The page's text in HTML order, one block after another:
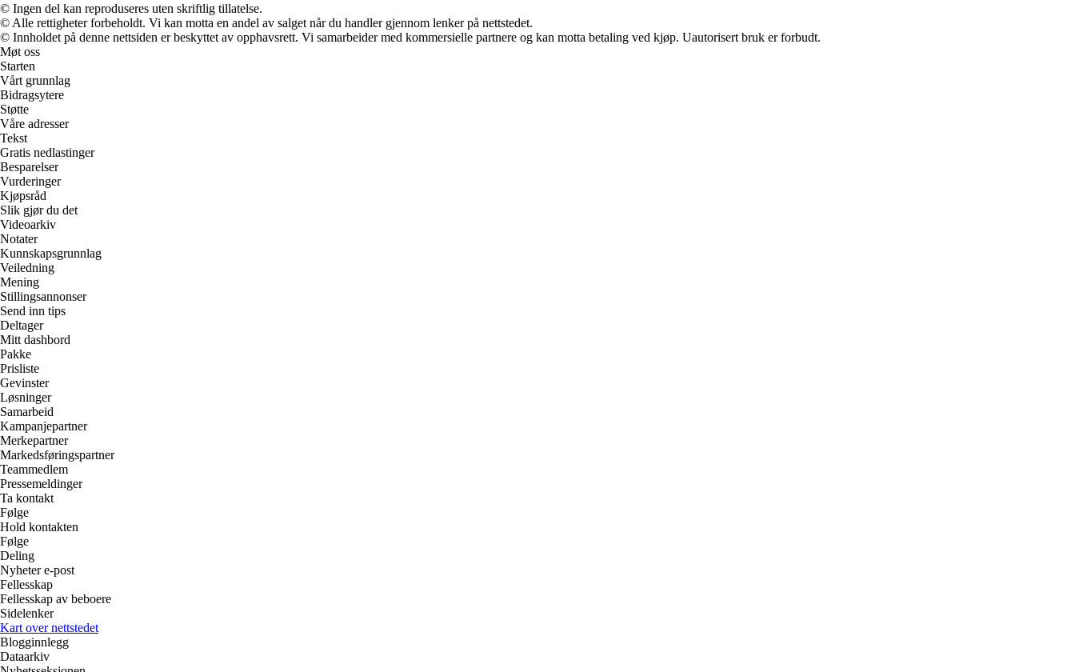
© Ingen del kan reproduseres uten skriftlig tillatelse.
© Alle rettigheter forbeholdt. Vi kan motta en andel av salget når du handler gjennom lenker på nettstedet.
© Innholdet på denne nettsiden er beskyttet av opphavsrett. Vi samarbeider med kommersielle partnere og kan motta betaling ved kjøp. Uautorisert bruk er forbudt.
Møt oss
Starten
Vårt grunnlag
Bidragsytere
Støtte
Våre adresser
Tekst
Gratis nedlastinger
Besparelser
Vurderinger
Kjøpsråd
Slik gjør du det
Videoarkiv
Notater
Kunnskapsgrunnlag
Veiledning
Mening
Stillingsannonser
Send inn tips
Deltager
Mitt dashbord
Pakke
Prisliste
Gevinster
Løsninger
Samarbeid
Kampanjepartner
Merkepartner
Markedsføringspartner
Teammedlem
Pressemeldinger
Ta kontakt
Følge
Hold kontakten
Følge
Deling
Nyheter e-post
Fellesskap
Fellesskap av beboere
Sidelenker
Kart over nettstedet
Blogginnlegg
Dataarkiv